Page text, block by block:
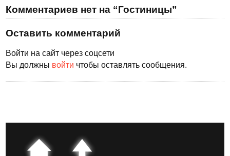
Комментариев нет на “Гостиницы”
Оставить комментарий
Войти на сайт через соцсети
Вы должны войти чтобы оставлять сообщения.